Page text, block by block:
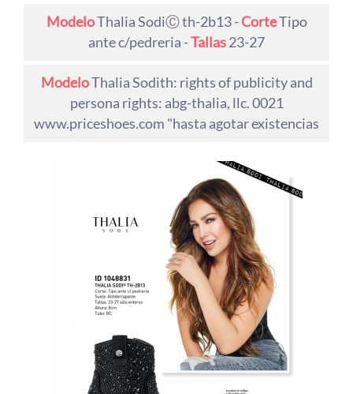
ModeloThalia SodiⒸ th-2b13 -CorteTipo
ante c/pedreria -Tallas23-27
ModeloThalia Sodith: rights of publicity and
persona rights: abg-thalia, llc. 0021
www.priceshoes.com "hasta agotar existencias